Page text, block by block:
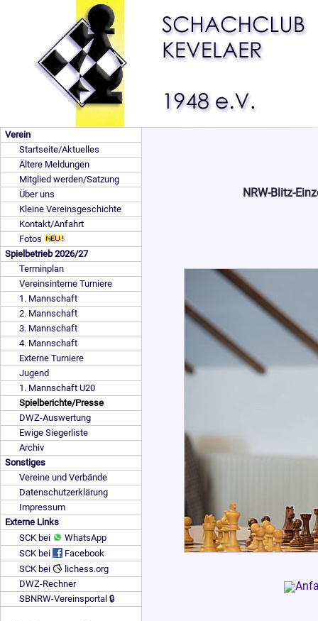
Verein
Startseite/Aktuelles
Ältere Meldungen
Mitglied werden/Satzung
Über uns
Kleine Vereinsgeschichte
Kontakt/Anfahrt
Fotos
Spielbetrieb 2026/27
Terminplan
Vereinsinterne Turniere
1. Mannschaft
2. Mannschaft
3. Mannschaft
4. Mannschaft
Externe Turniere
Jugend
1. Mannschaft U20
Spielberichte/Presse
DWZ-Auswertung
Ewige Siegerliste
Archiv
Sonstiges
Vereine und Verbände
Datenschutzerklärung
Impressum
Externe Links
SCK bei
WhatsApp
SCK bei
Facebook
SCK bei
lichess.org
DWZ-Rechner
SBNRW-Vereinsportal 🔒
NRW-Blitz-